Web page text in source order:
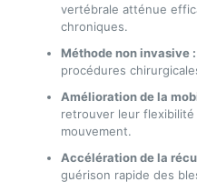
vertébrale atténue
chroniques.
Méthode non invasive :
procédures
Amélioration de la
retrouver leur
mouvement.
Accélération de la
guérison rapide des